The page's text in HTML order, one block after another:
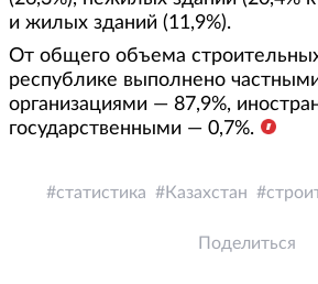
и жилых зданий (11,9%).
От общего объема
республике выполнено
организациями — 87,9%,
государственными — 0,7%.
статистика Казахстан
Поделиться